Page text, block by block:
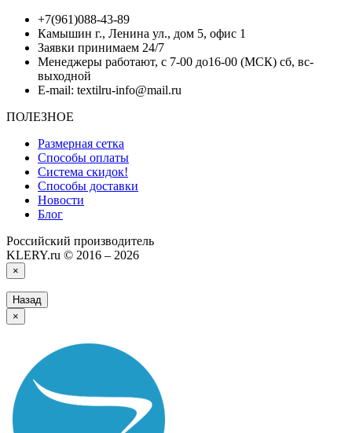
+7(961)088-43-89
Камышин г., Ленина ул., дом 5, офис 1
Заявки принимаем 24/7
Менеджеры работают, с 7-00 до16-00 (МСК) сб, вс-
выходной
E-mail: textilru-info@mail.ru
ПОЛЕЗНОЕ
Размерная сетка
Способы оплаты
Система скидок!
Способы доставки
Новости
Блог
Российский производитель
KLERY.ru © 2016 – 2026
×
Назад
×